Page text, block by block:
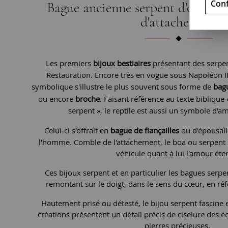
Bague ancienne serpent d'or,
d'attachement
Les premiers bijoux bestiaires présentant des
Restauration. Encore très en vogue sous Napoléon
symbolique s'illustre le plus souvent sous forme de
ou encore broche. Faisant référence au texte biblique
serpent », le reptile est aussi un symbole
Celui-ci s'offrait en bague de fiançailles ou
l'homme. Comble de l'attachement, le boa ou
véhicule quant à lui l'amour
Ces bijoux serpent et en particulier les bagues
remontant sur le doigt, dans le sens du cœur, en
Hautement prisé ou détesté, le bijou serpent fascine
créations présentent un détail précis de ciselure des
pierres précieuses.